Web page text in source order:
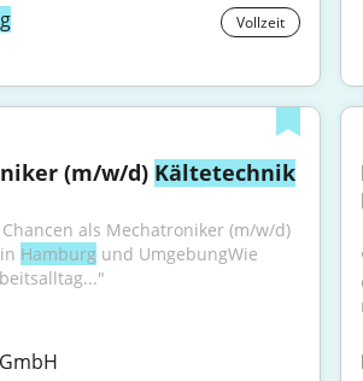
Vollzeit
(m/w/d) Kältetechnik
in Hamburg und UmgebungWie